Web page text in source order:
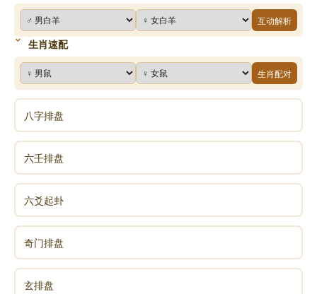
互动解析
生肖速配
生肖配对
八字排盘
六壬排盘
六爻起卦
奇门排盘
玄排盘